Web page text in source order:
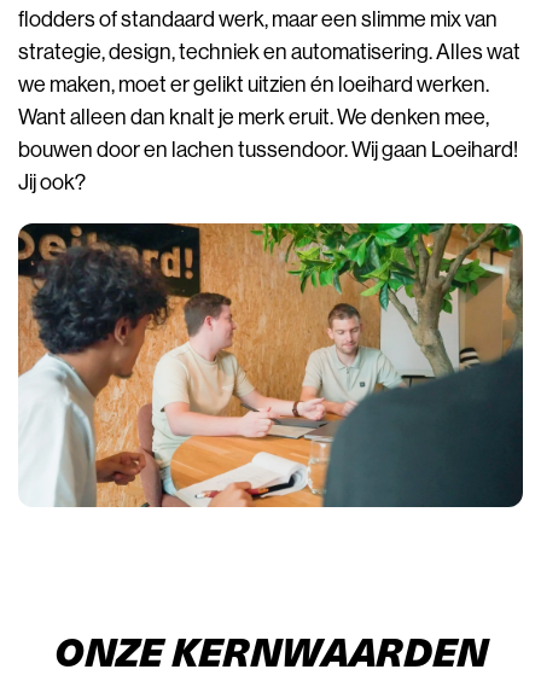
flodders of standaard werk, maar een slimme mix van
strategie, design, techniek en automatisering. Alles wat
we maken, moet er gelikt uitzien én loeihard werken.
Want alleen dan knalt je merk eruit. We denken mee,
bouwen door en lachen tussendoor. Wij gaan Loeihard!
Jij ook?
ONZE KERNWAARDEN